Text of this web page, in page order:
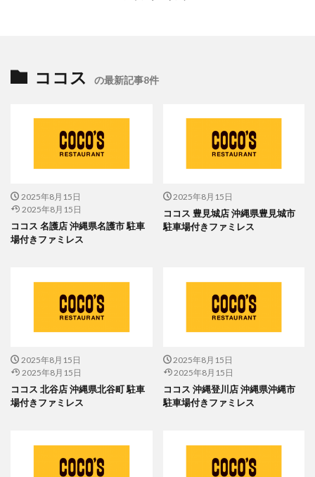
ココス の最新記事8件
2025年8月15日
2025年8月15日
ココス 名護店 沖縄県名護市 駐車
場付きファミレス
2025年8月15日
ココス 豊見城店 沖縄県豊見城市
駐車場付きファミレス
2025年8月15日
2025年8月15日
ココス 北谷店 沖縄県北谷町 駐車
場付きファミレス
2025年8月15日
2025年8月15日
ココス 沖縄登川店 沖縄県沖縄市
駐車場付きファミレス